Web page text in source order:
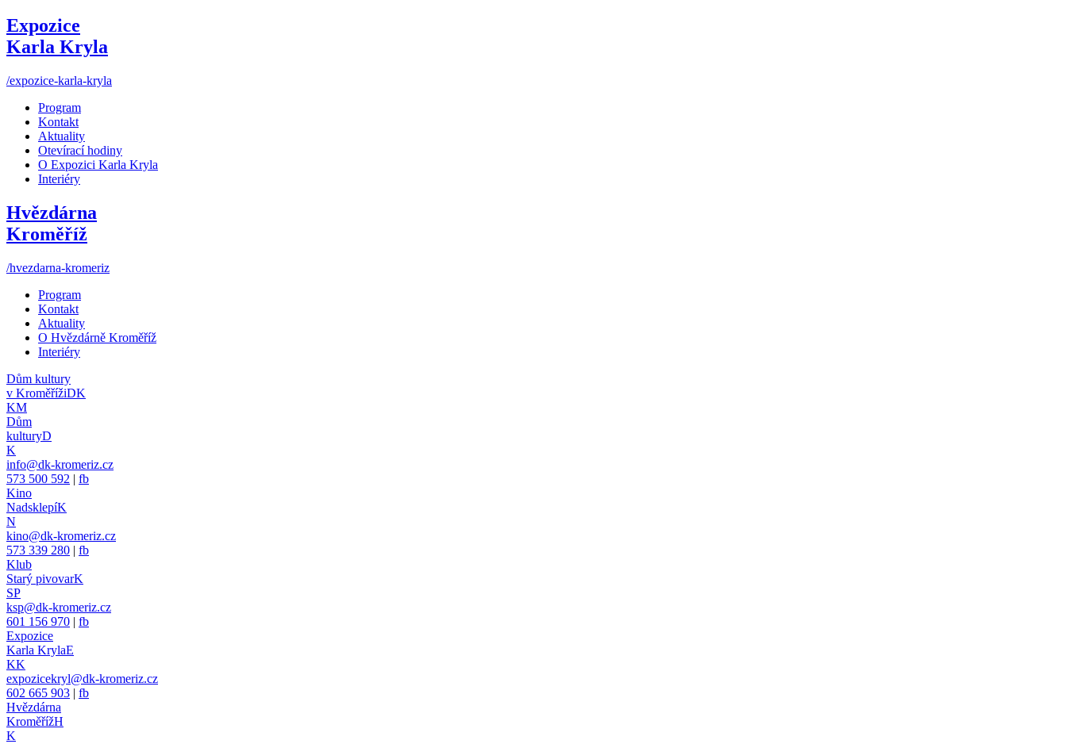
Expozice
Karla Kryla
/expozice-karla-kryla
Program
Kontakt
Aktuality
Otevírací hodiny
O Expozici Karla Kryla
Interiéry
Hvězdárna
Kroměříž
/hvezdarna-kromeriz
Program
Kontakt
Aktuality
O Hvězdárně Kroměříž
Interiéry
Dům kultury
v KroměřížiDK
KM
Dům
kulturyD
K
info@dk-kromeriz.cz
573 500 592 | fb
Kino
NadsklepíK
N
kino@dk-kromeriz.cz
573 339 280 | fb
Klub
Starý pivovarK
SP
ksp@dk-kromeriz.cz
601 156 970 | fb
Expozice
Karla KrylaE
KK
expozicekryl@dk-kromeriz.cz
602 665 903 | fb
Hvězdárna
KroměřížH
K